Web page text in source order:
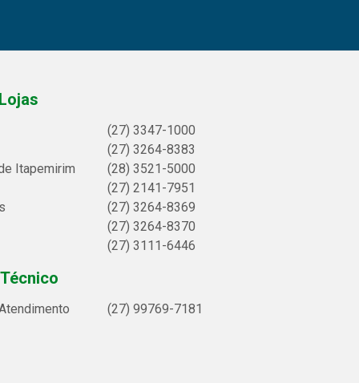
(27) 3347-1000
(27) 3264-8383
Itapemirim
(28) 3521-5000
(27) 2141-7951
(27) 3264-8369
(27) 3264-8370
(27) 3111-6446
(27) 99769-7181